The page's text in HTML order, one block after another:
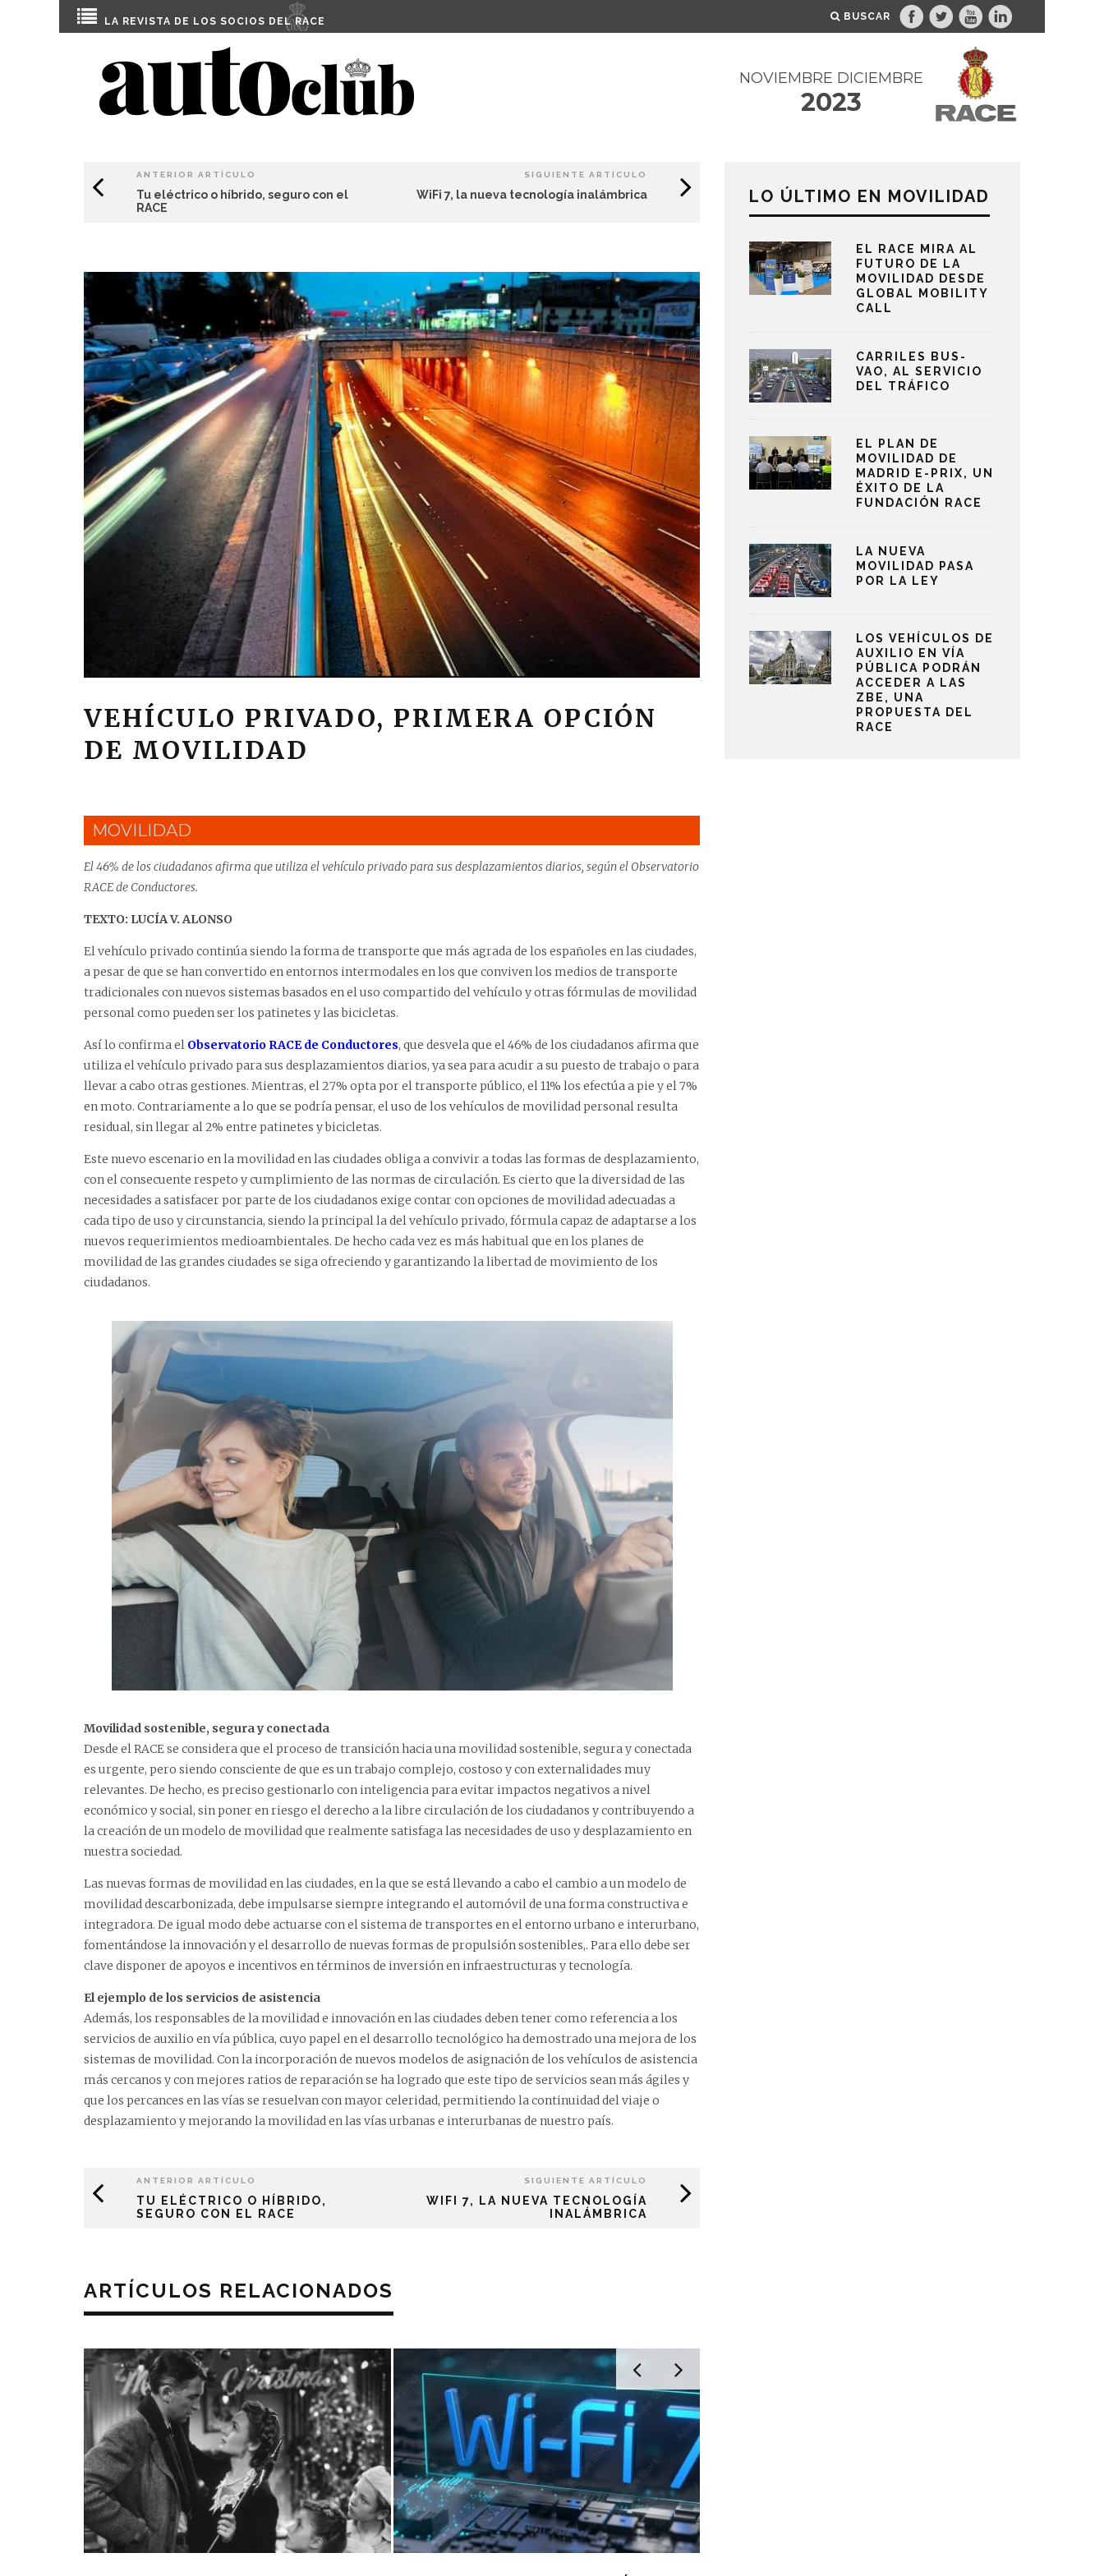
LA REVISTA DE LOS SOCIOS DEL RACE BUSCAR
NOVIEMBRE DICIEMBRE
2023
ANTERIOR ARTÍCULO
Tu eléctrico o híbrido, seguro con el
RACE
SIGUIENTE ARTÍCULO
WiFi 7, la nueva tecnología inalámbrica
VEHÍCULO PRIVADO, PRIMERA OPCIÓN
DE MOVILIDAD
MOVILIDAD
El 46% de los ciudadanos afirma que utiliza el vehículo privado para sus desplazamientos diarios, según el Observatorio
RACE de Conductores.
TEXTO: LUCÍA V. ALONSO
El vehículo privado continúa siendo la forma de transporte que más agrada de los españoles en las ciudades,
a pesar de que se han convertido en entornos intermodales en los que conviven los medios de transporte
tradicionales con nuevos sistemas basados en el uso compartido del vehículo y otras fórmulas de movilidad
personal como pueden ser los patinetes y las bicicletas.
Así lo confirma el Observatorio RACE de Conductores, que desvela que el 46% de los ciudadanos afirma que
utiliza el vehículo privado para sus desplazamientos diarios, ya sea para acudir a su puesto de trabajo o para
llevar a cabo otras gestiones. Mientras, el 27% opta por el transporte público, el 11% los efectúa a pie y el 7%
en moto. Contrariamente a lo que se podría pensar, el uso de los vehículos de movilidad personal resulta
residual, sin llegar al 2% entre patinetes y bicicletas.
Este nuevo escenario en la movilidad en las ciudades obliga a convivir a todas las formas de desplazamiento,
con el consecuente respeto y cumplimiento de las normas de circulación. Es cierto que la diversidad de las
necesidades a satisfacer por parte de los ciudadanos exige contar con opciones de movilidad adecuadas a
cada tipo de uso y circunstancia, siendo la principal la del vehículo privado, fórmula capaz de adaptarse a los
nuevos requerimientos medioambientales. De hecho cada vez es más habitual que en los planes de
movilidad de las grandes ciudades se siga ofreciendo y garantizando la libertad de movimiento de los
ciudadanos.
Movilidad sostenible, segura y conectada
Desde el RACE se considera que el proceso de transición hacia una movilidad sostenible, segura y conectada
es urgente, pero siendo consciente de que es un trabajo complejo, costoso y con externalidades muy
relevantes. De hecho, es preciso gestionarlo con inteligencia para evitar impactos negativos a nivel
económico y social, sin poner en riesgo el derecho a la libre circulación de los ciudadanos y contribuyendo a
la creación de un modelo de movilidad que realmente satisfaga las necesidades de uso y desplazamiento en
nuestra sociedad.
Las nuevas formas de movilidad en las ciudades, en la que se está llevando a cabo el cambio a un modelo de
movilidad descarbonizada, debe impulsarse siempre integrando el automóvil de una forma constructiva e
integradora. De igual modo debe actuarse con el sistema de transportes en el entorno urbano e interurbano,
fomentándose la innovación y el desarrollo de nuevas formas de propulsión sostenibles,. Para ello debe ser
clave disponer de apoyos e incentivos en términos de inversión en infraestructuras y tecnología.
El ejemplo de los servicios de asistencia
Además, los responsables de la movilidad e innovación en las ciudades deben tener como referencia a los
servicios de auxilio en vía pública, cuyo papel en el desarrollo tecnológico ha demostrado una mejora de los
sistemas de movilidad. Con la incorporación de nuevos modelos de asignación de los vehículos de asistencia
más cercanos y con mejores ratios de reparación se ha logrado que este tipo de servicios sean más ágiles y
que los percances en las vías se resuelvan con mayor celeridad, permitiendo la continuidad del viaje o
desplazamiento y mejorando la movilidad en las vías urbanas e interurbanas de nuestro país.
ANTERIOR ARTÍCULO
TU ELÉCTRICO O HÍBRIDO,
SEGURO CON EL RACE
SIGUIENTE ARTÍCULO
WIFI 7, LA NUEVA TECNOLOGÍA
INALÁMBRICA
ARTÍCULOS RELACIONADOS
LO ÚLTIMO EN MOVILIDAD
EL RACE MIRA AL
FUTURO DE LA
MOVILIDAD DESDE
GLOBAL MOBILITY
CALL
CARRILES BUS-
VAO, AL SERVICIO
DEL TRÁFICO
EL PLAN DE
MOVILIDAD DE
MADRID E-PRIX, UN
ÉXITO DE LA
FUNDACIÓN RACE
LA NUEVA
MOVILIDAD PASA
POR LA LEY
LOS VEHÍCULOS DE
AUXILIO EN VÍA
PÚBLICA PODRÁN
ACCEDER A LAS
ZBE, UNA
PROPUESTA DEL
RACE